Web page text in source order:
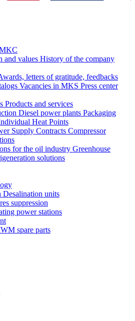
and values History of the company
letters of gratitude, feedbacks
Vacancies in MKS Press center
Products and services
Diesel power plants Packaging
Heat Points
Supply Contracts Compressor
for the oil industry Greenhouse
solutions
Desalination units
suppression
power stations
spare parts